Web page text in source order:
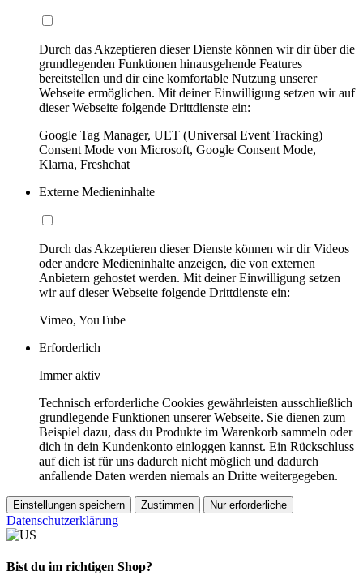
Durch das Akzeptieren dieser Dienste können wir dir über die
grundlegenden Funktionen hinausgehende Features
bereitstellen und dir eine komfortable Nutzung unserer
Webseite ermöglichen. Mit deiner Einwilligung setzen wir auf
dieser Webseite folgende Drittdienste ein:
Google Tag Manager, UET (Universal Event Tracking)
Consent Mode von Microsoft, Google Consent Mode,
Klarna, Freshchat
Externe Medieninhalte
Durch das Akzeptieren dieser Dienste können wir dir Videos
oder andere Medieninhalte anzeigen, die von externen
Anbietern gehostet werden. Mit deiner Einwilligung setzen
wir auf dieser Webseite folgende Drittdienste ein:
Vimeo, YouTube
Erforderlich
Immer aktiv
Technisch erforderliche Cookies gewährleisten ausschließlich
grundlegende Funktionen unserer Webseite. Sie dienen zum
Beispiel dazu, dass du Produkte im Warenkorb sammeln oder
dich in dein Kundenkonto einloggen kannst. Ein Rückschluss
auf dich ist für uns dadurch nicht möglich und dadurch
anfallende Daten werden niemals an Dritte weitergegeben.
Einstellungen speichern Zustimmen Nur erforderliche
Datenschutzerklärung
Bist du im richtigen Shop?